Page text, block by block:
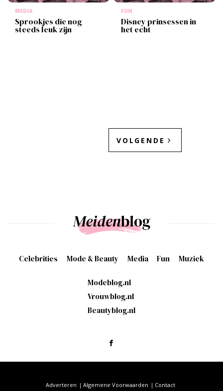
MEDIA
Sprookjes die nog
steeds leuk zijn
FUN
Disney prinsessen in
het echt
VOLGENDE
Celebrities Mode & Beauty Media Fun Muziek
Modeblog.nl
Vrouwblog.nl
Beautyblog.nl
Adverteren Algemene Voorwaarden Contact